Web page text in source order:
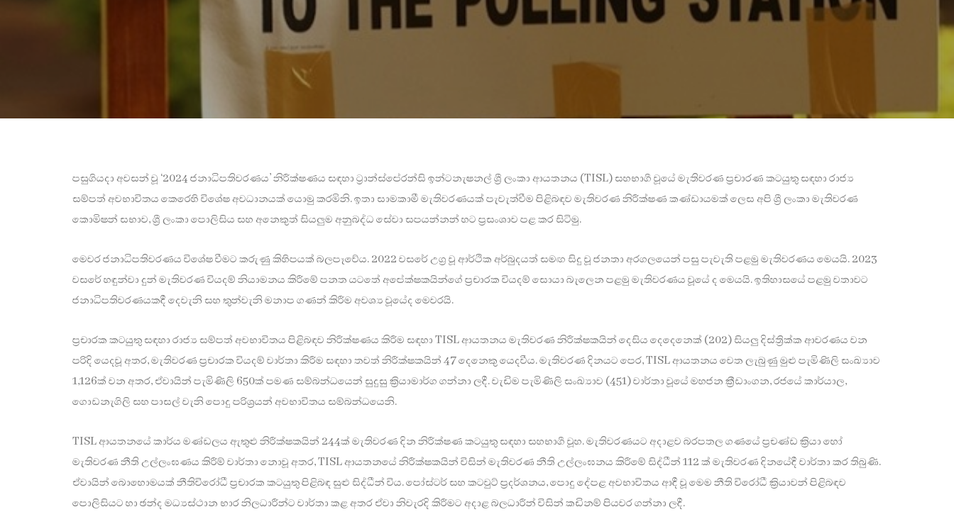
පසුගියදා අවසන් වූ ‘2024 ජනාධිපතිවරණය’ නිරීක්ෂණය සඳහා ට්‍රාන්ස්පේරන්සි ඉන්ටනැෂනල් ශ්‍රී ලංකා ආයතනය (TISL) සහභාගී වූයේ මැතිවරණ ප්‍රචාරණ කටයුතු සඳහා රාජ්‍ය
සම්පත් අවභාවිතය කෙරෙහි විශේෂ අවධානයක් යොමු කරමිනි. ඉතා සාමකාමී මැතිවරණයක් පැවැත්වීම පිළිබඳව මැතිවරණ නිරීක්ෂණ කණ්ඩායමක් ලෙස අපි ශ්‍රී ලංකා මැතිවරණ
කොමිෂන් සභාව, ශ්‍රී ලංකා පොලිසිය සහ අනෙකුත් සියලුම අනුබද්ධ සේවා සපයන්නන් හට ප්‍රසංශාව පළ කර සිටිමු.
මෙවර ජනාධිපතිවරණය විශේෂ වීමට කරුණු කිහිපයක් බලපෑවේය. 2022 වසරේ උග්‍ර වූ ආර්ථික අර්බුදයත් සමඟ සිදු වූ ජනතා අරගලයෙන් පසු පැවැති පළමු මැතිවරණය මෙයයි. 2023
වසරේ හඳුන්වා දුන් මැතිවරණ වියදම් නියාමනය කිරීමේ පනත යටතේ අපේක්ෂකයින්ගේ ප්‍රචාරක වියදම් සොයා බැලෙන පළමු මැතිවරණය වූයේ ද මෙයයි. ඉතිහාසයේ පළමු වතාවට
ජනාධිපතිවරණයකදී දෙවැනි සහ තුන්වැනි මනාප ගණන් කිරීම අවශ්‍ය වූයේද මෙවරයි.
ප්‍රචාරක කටයුතු සඳහා රාජ්‍ය සම්පත් අවභාවිතය පිළිබඳව නිරීක්ෂණය කිරීම සඳහා TISL ආයතනය මැතිවරණ නිරීක්ෂකයින් දෙසිය දෙදෙනෙක් (202) සියලු දිස්ත්‍රික්ක ආවරණය වන
පරිදි යෙදවූ අතර, මැතිවරණ ප්‍රචාරක වියදම් වාර්තා කිරීම සඳහා තවත් නිරීක්ෂකයින් 47 දෙනෙකු යෙදවීය. මැතිවරණ දිනයට පෙර, TISL ආයතනය වෙත ලැබුණු මුළු පැමිණිලි සංඛ්‍යාව
1,126ක් වන අතර, ඒවායින් පැමිණිලි 650ක් පමණ සම්බන්ධයෙන් සුදුසු ක්‍රියාමාර්ග ගන්නා ලදී. වැඩිම පැමිණිලි සංඛ්‍යාව (451) වාර්තා වූයේ මහජන ක්‍රීඩාංගන, රජයේ කාර්යාල,
ගොඩනැගිලි සහ පාසල් වැනි පොදු පරිශ්‍රයන් අවභාවිතය සම්බන්ධයෙනි.
TISL ආයතනයේ කාර්ය මණ්ඩලය ඇතුළු නිරීක්ෂකයින් 244ක් මැතිවරණ දින නිරීක්ෂණ කටයුතු සඳහා සහභාගී වූහ. මැතිවරණයට අදාළව බරපතල ගණයේ ප්‍රචණ්ඩ ක්‍රියා හෝ
මැතිවරණ නීති උල්ලංඝණය කිරීම් වාර්තා නොවූ අතර, TISL ආයතනයේ නිරීක්ෂකයින් විසින් මැතිවරණ නීති උල්ලංඝනය කිරීමේ සිද්ධීන් 112 ක් මැතිවරණ දිනයේදී වාර්තා කර තිබුණි.
ඒවායින් බොහොමයක් නීතිවිරෝධී ප්‍රචාරක කටයුතු පිළිබඳ සුළු සිද්ධීන් විය. පෝස්ටර් සහ කටවුට් ප්‍රදර්ශනය, පොදු දේපළ අවභාවිතය ආදී වූ මෙම නීති විරෝධී ක්‍රියාවන් පිළිබඳව
පොලිසියට හා ඡන්ද මධ්‍යස්ථාන භාර නිලධාරීන්ට වාර්තා කළ අතර ඒවා නිවැරදි කිරීමට අදාළ බලධාරීන් විසින් කඩිනම් පියවර ගන්නා ලදී.